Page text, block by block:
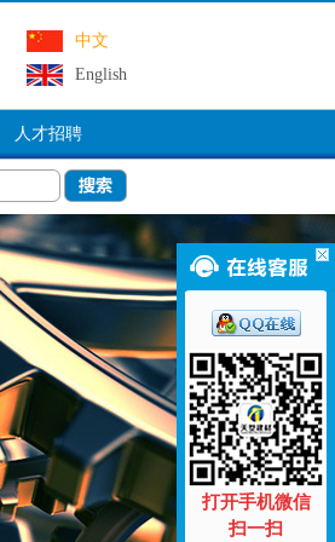
中文
English
人才招聘
打开手机微信
扫一扫